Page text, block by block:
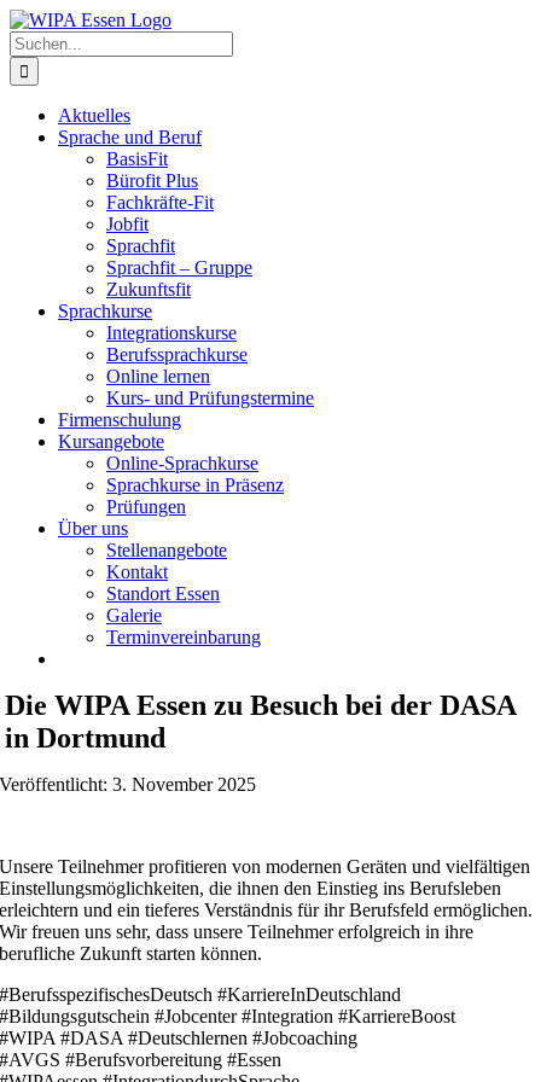
Zum
Inhalt
springen
Suche
nach:
Aktuelles
Sprache und Beruf
BasisFit
Bürofit Plus
Fachkräfte-Fit
Jobfit
Sprachfit
Sprachfit – Gruppe
Zukunftsfit
Sprachkurse
Integrationskurse
Berufssprachkurse
Online lernen
Kurs- und Prüfungstermine
Firmenschulung
Kursangebote
Online-Sprachkurse
Sprachkurse in Präsenz
Prüfungen
Über uns
Stellenangebote
Kontakt
Standort Essen
Galerie
Terminvereinbarung
Die WIPA Essen zu Besuch bei der DASA
in Dortmund
Veröffentlicht: 3. November 2025
Unsere Teilnehmer profitieren von modernen Geräten und vielfältigen
Einstellungsmöglichkeiten, die ihnen den Einstieg ins Berufsleben
erleichtern und ein tieferes Verständnis für ihr Berufsfeld ermöglichen.
Wir freuen uns sehr, dass unsere Teilnehmer erfolgreich in ihre
berufliche Zukunft starten können.
#BerufsspezifischesDeutsch #KarriereInDeutschland
#Bildungsgutschein #Jobcenter #Integration #KarriereBoost
#WIPA #DASA #Deutschlernen #Jobcoaching
#AVGS #Berufsvorbereitung #Essen